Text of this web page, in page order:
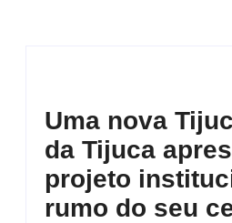
Uma nova
da Tijuca
projeto
rumo do seu